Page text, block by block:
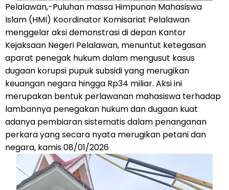
Pelalawan,-Puluhan massa Himpunan Mahasiswa
Islam (HMI) Koordinator Komisariat Pelalawan
menggelar aksi demonstrasi di depan Kantor
Kejaksaan Negeri Pelalawan, menuntut ketegasan
aparat penegak hukum dalam mengusut kasus
dugaan korupsi pupuk subsidi yang merugikan
keuangan negara hingga Rp34 miliar. Aksi ini
merupakan bentuk perlawanan mahasiswa terhadap
lambannya penegakan hukum dan dugaan kuat
adanya pembiaran sistematis dalam penanganan
perkara yang secara nyata merugikan petani dan
negara, kamis 08/01/2026